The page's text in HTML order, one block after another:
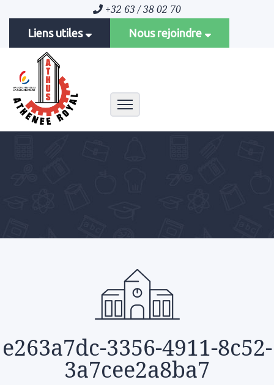
+32 63 / 38 02 70
Liens utiles Nous rejoindre
Toggle navigation
e263a7dc-3356-4911-8c52-
3a7cee2a8ba7